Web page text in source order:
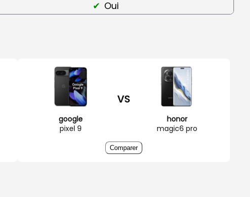
Oui
google
pixel 9
VS
honor
magic6 pro
Comparer